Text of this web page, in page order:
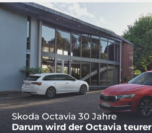
Skoda Octavia 30 Jahre
Darum wird der Octavia teurer